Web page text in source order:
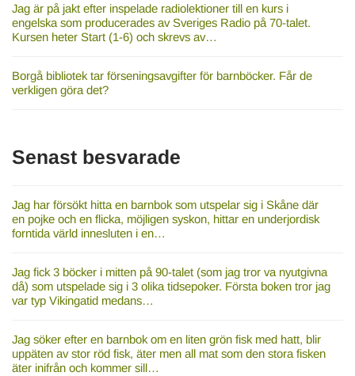
Jag är på jakt efter inspelade radiolektioner till en kurs i
engelska som producerades av Sveriges Radio på 70-talet.
Kursen heter Start (1-6) och skrevs av…
Borgå bibliotek tar förseningsavgifter för barnböcker. Får de
verkligen göra det?
Senast besvarade
Jag har försökt hitta en barnbok som utspelar sig i Skåne där
en pojke och en flicka, möjligen syskon, hittar en underjordisk
forntida värld innesluten i en…
Jag fick 3 böcker i mitten på 90-talet (som jag tror va nyutgivna
då) som utspelade sig i 3 olika tidsepoker. Första boken tror jag
var typ Vikingatid medans…
Jag söker efter en barnbok om en liten grön fisk med hatt, blir
uppäten av stor röd fisk, äter men all mat som den stora fisken
äter inifrån och kommer sill…